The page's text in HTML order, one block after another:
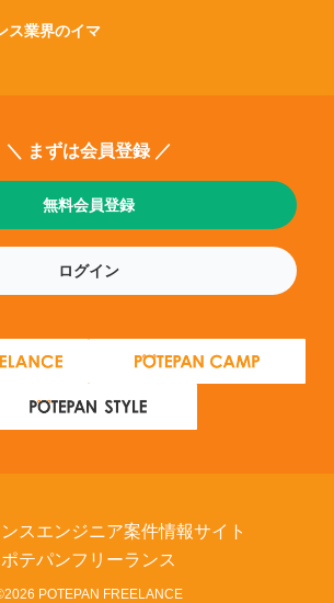
ス業界のイマ
＼ まずは会員登録 ／
無料会員登録
ログイン
スエンジニア案件情報サイト
ポテパンフリーランス
POTEPAN FREELANCE